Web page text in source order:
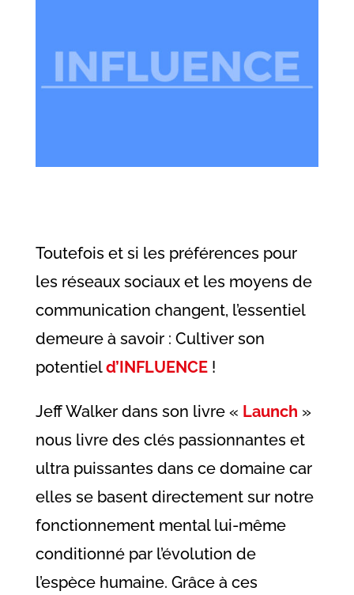
Toutefois et si les préférences pour
les réseaux sociaux et les moyens de
communication changent, l’essentiel
demeure à savoir : Cultiver son
potentield’INFLUENCE !
Jeff Walker dans son livre « Launch »
nous livre des clés passionnantes et
ultra puissantes dans ce domaine car
elles se basent directement sur notre
fonctionnement mental lui-même
conditionné par l’évolution de
l’espèce humaine. Grâce à ces